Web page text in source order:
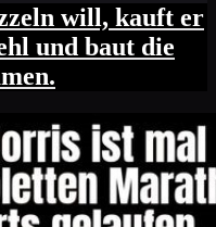
will, kauft er
und baut die